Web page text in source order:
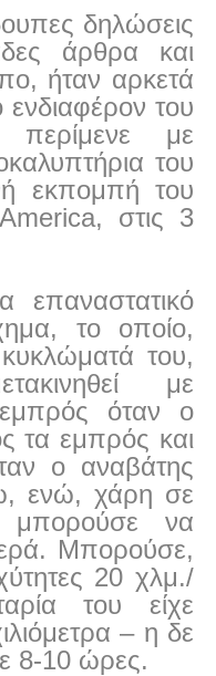
δηλώσεις
άρθρα και
ήταν αρκετά
ενδιαφέρον του
με
του
εκπομπή του
στις 3
το οποίο,
του,
με
όταν ο
τα εμπρός και
ο αναβάτης
ενώ, χάρη σε
μπορούσε να
Μπορούσε,
20 χλμ./
του είχε
– η δε
8-10 ώρες.